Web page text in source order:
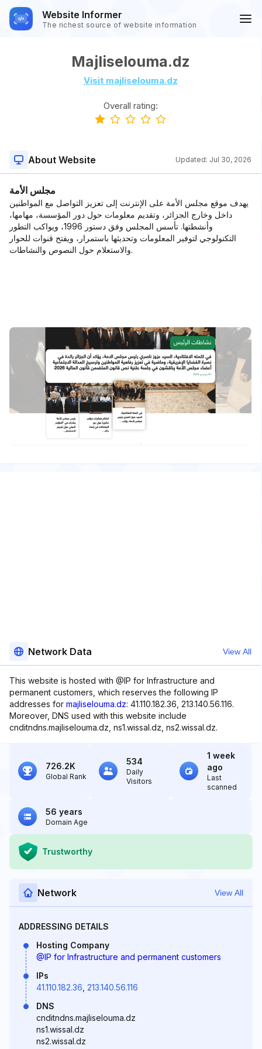
Website Informer
The richest source of website information
Majliselouma.dz
Visit majliselouma.dz
Overall rating:
About Website Updated: Jul 30, 2026
مجلس الأمة
يهدف موقع مجلس الأمة على الإنترنت إلى تعزيز التواصل مع المواطنين
داخل وخارج الجزائر، وتقديم معلومات حول دور المؤسسة، مهامها،
وأنشطتها. تأسس المجلس وفق دستور 1996، ويواكب التطور
التكنولوجي لتوفير المعلومات وتحديثها باستمرار، ويفتح قنوات للحوار
والاستعلام حول النصوص والنشاطات.
Network Data View All
This website is hosted with @IP for Infrastructure and
permanent customers, which reserves the following IP
addresses for majliselouma.dz: 41.110.182.36, 213.140.56.116.
Moreover, DNS used with this website include
cnditndns.majliselouma.dz, ns1.wissal.dz, ns2.wissal.dz.
726.2K
Global Rank
534
Daily
Visitors
1 week
ago
Last
scanned
56 years
Domain Age
Trustworthy
Network View All
ADDRESSING DETAILS
Hosting Company
@IP for Infrastructure and permanent customers
IPs
41.110.182.36 213.140.56.116
DNS
cnditndns.majliselouma.dz
ns1.wissal.dz
ns2.wissal.dz